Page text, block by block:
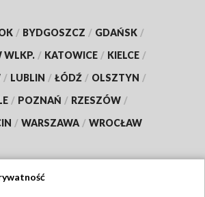
/ BYDGOSZCZ / GDAŃSK /
WLKP. / KATOWICE / KIELCE /
/ LUBLIN / ŁÓDŹ / OLSZTYN /
/ POZNAŃ / RZESZÓW /
/ WARSZAWA / WROCŁAW